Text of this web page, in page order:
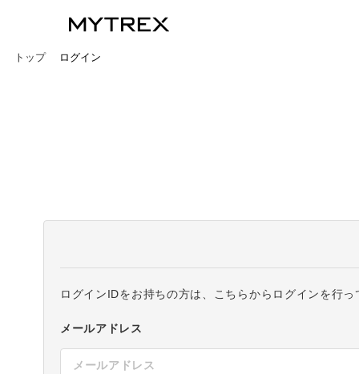
トップ ログイン
ログインIDをお持ちの方は、こちらからログインを行っ
メールアドレス